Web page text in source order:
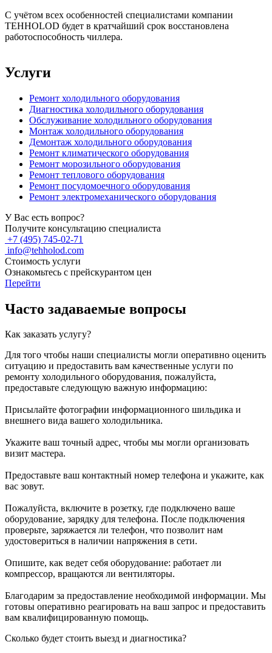
С учётом всех особенностей специалистами компании
TEHHOLOD будет в кратчайший срок восстановлена
работоспособность чиллера.
Услуги
Ремонт холодильного оборудования
Диагностика холодильного оборудования
Обслуживание холодильного оборудования
Монтаж холодильного оборудования
Демонтаж холодильного оборудования
Ремонт климатического оборудования
Ремонт морозильного оборудования
Ремонт теплового оборудования
Ремонт посудомоечного оборудования
Ремонт электромеханического оборудования
У Вас есть вопрос?
Получите консультацию специалиста
+7 (495) 745-02-71
info@tehholod.com
Стоимость услуги
Ознакомьтесь с прейскурантом цен
Перейти
Часто задаваемые вопросы
Как заказать услугу?
Для того чтобы наши специалисты могли оперативно оценить
ситуацию и предоставить вам качественные услуги по
ремонту холодильного оборудования, пожалуйста,
предоставьте следующую важную информацию:
Присылайте фотографии информационного шильдика и
внешнего вида вашего холодильника.
Укажите ваш точный адрес, чтобы мы могли организовать
визит мастера.
Предоставьте ваш контактный номер телефона и укажите, как
вас зовут.
Пожалуйста, включите в розетку, где подключено ваше
оборудование, зарядку для телефона. После подключения
проверьте, заряжается ли телефон, что позволит нам
удостовериться в наличии напряжения в сети.
Опишите, как ведет себя оборудование: работает ли
компрессор, вращаются ли вентиляторы.
Благодарим за предоставление необходимой информации. Мы
готовы оперативно реагировать на ваш запрос и предоставить
вам квалифицированную помощь.
Сколько будет стоить выезд и диагностика?